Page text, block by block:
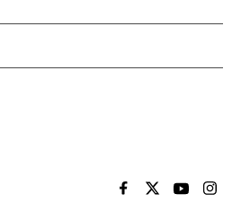
EL PAÍS BRASIL EN
EL PAÍSEL PAÍS
EL